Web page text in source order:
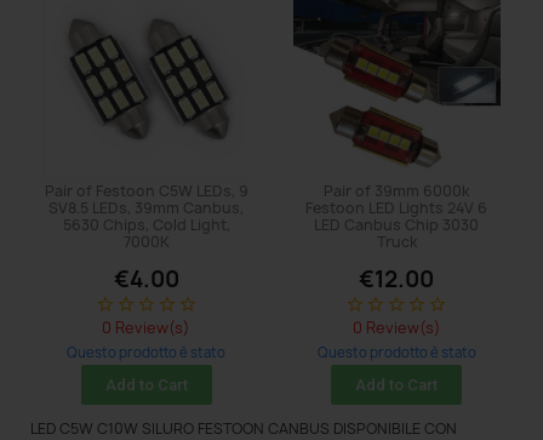
Pair of Festoon C5W LEDs, 9
SV8.5 LEDs, 39mm Canbus,
5630 Chips, Cold Light,
7000K
€4.00
star_border star_border star_border star_border star_border
0 Review(s)
Questo prodotto è stato
acquistato: 5 times
Add to Cart
Pair of 39mm 6000k
Festoon LED Lights 24V 6
LED Canbus Chip 3030
Truck
€12.00
star_border star_border star_border star_border star_border
0 Review(s)
Questo prodotto è stato
acquistato: 5 times
Add to Cart
LED C5W C10W SILURO FESTOON CANBUS DISPONIBILE CON